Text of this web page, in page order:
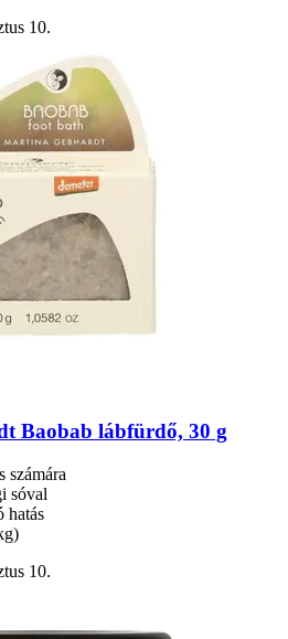
10.
Baobab lábfürdő, 30 g
számára
sóval
hatás
10.